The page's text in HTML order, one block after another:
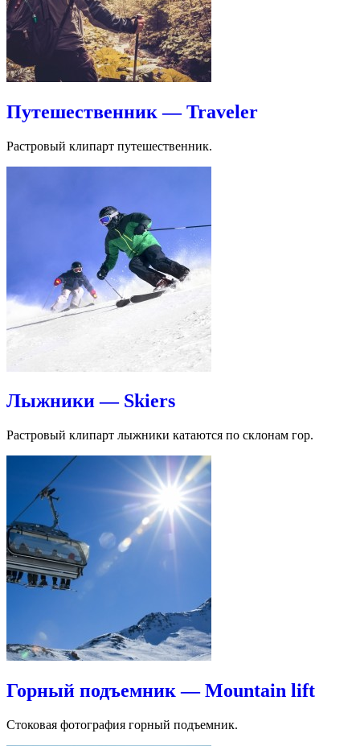
Путешественник — Traveler
Растровый клипарт путешественник.
Лыжники — Skiers
Растровый клипарт лыжники катаются по склонам гор.
Горный подъемник — Mountain lift
Стоковая фотография горный подъемник.